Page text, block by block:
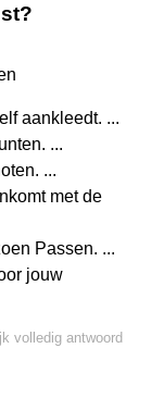
aankleedt. ...
...
...
met de
Passen. ...
jouw
volledig antwoord